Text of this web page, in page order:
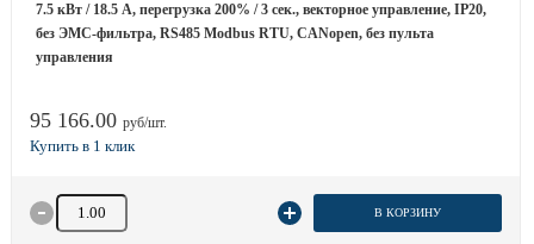
7.5 кВт / 18.5 A, перегрузка 200% / 3 сек., векторное управление, IP20,
без ЭМС-фильтра, RS485 Modbus RTU, CANopen, без пульта
управления
95 166.00 руб/шт.
Количество товара В КОРЗИНУ